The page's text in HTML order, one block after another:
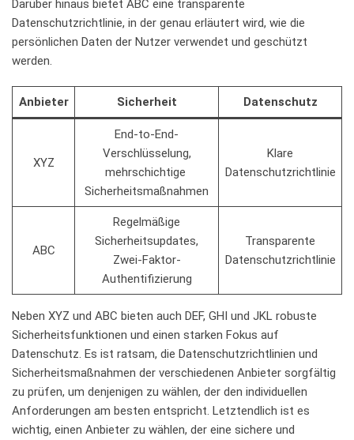
Darüber hinaus⁢ bietet ABC eine⁤ transparente​
Datenschutzrichtlinie, in ⁢der‍ genau erläutert wird, wie die
persönlichen Daten​ der Nutzer verwendet und geschützt‍
werden.
Anbieter Sicherheit Datenschutz
XYZ
End-to-End-
Verschlüsselung,
mehrschichtige ​
Sicherheitsmaßnahmen
Klare
Datenschutzrichtlinie
ABC
Regelmäßige
Sicherheitsupdates,
Zwei-Faktor-
Authentifizierung
Transparente
Datenschutzrichtlinie
Neben⁤ XYZ und ABC bieten auch DEF, ⁤GHI und JKL robuste⁢
Sicherheitsfunktionen ​und einen starken Fokus⁤ auf
Datenschutz.⁢ Es‌ ist ratsam, die​ Datenschutzrichtlinien‌ und
Sicherheitsmaßnahmen der ⁤verschiedenen‌ Anbieter ⁢sorgfältig
zu prüfen, um denjenigen zu wählen, der​ den individuellen
Anforderungen‍ am besten ​entspricht. Letztendlich ⁢ist es
wichtig, einen Anbieter zu wählen, der⁢ eine⁣ sichere und​